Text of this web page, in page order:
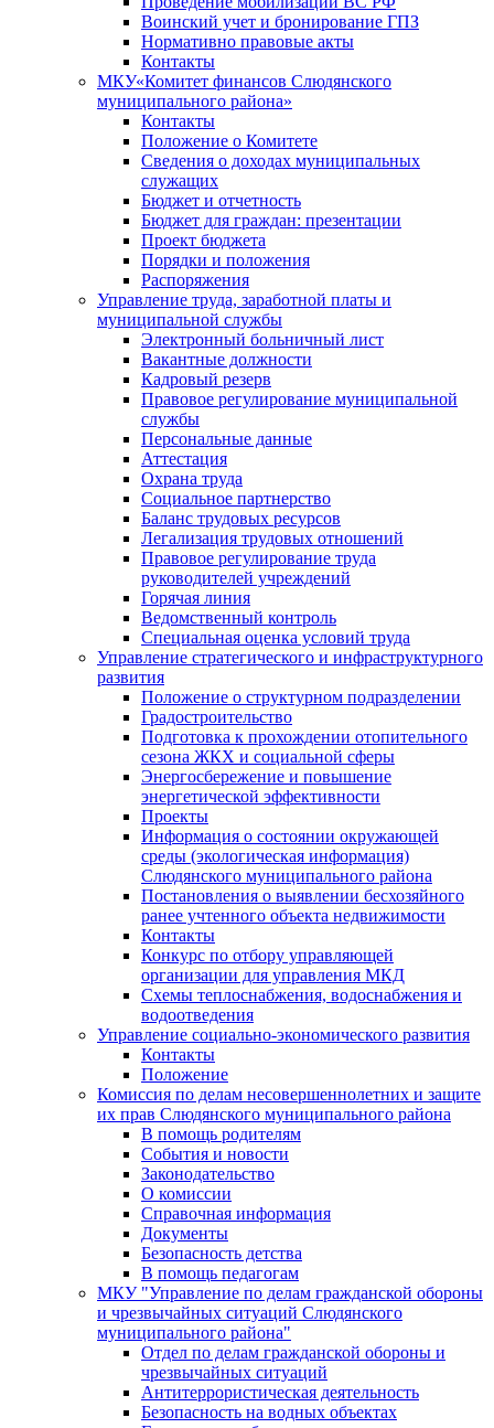
Воинский учет и бронирование ГПЗ
Нормативно правовые акты
Контакты
МКУ«Комитет финансов Слюдянского
муниципального района»
Контакты
Положение о Комитете
Сведения о доходах муниципальных
служащих
Бюджет и отчетность
Бюджет для граждан: презентации
Проект бюджета
Порядки и положения
Распоряжения
Управление труда, заработной платы и
муниципальной службы
Электронный больничный лист
Вакантные должности
Кадровый резерв
Правовое регулирование муниципальной
службы
Персональные данные
Аттестация
Охрана труда
Социальное партнерство
Баланс трудовых ресурсов
Легализация трудовых отношений
Правовое регулирование труда
руководителей учреждений
Горячая линия
Ведомственный контроль
Специальная оценка условий труда
Управление стратегического и инфраструктурного
развития
Положение о структурном подразделении
Градостроительство
Подготовка к прохождении отопительного
сезона ЖКХ и социальной сферы
Энергосбережение и повышение
энергетической эффективности
Проекты
Информация о состоянии окружающей
среды (экологическая информация)
Слюдянского муниципального района
Постановления о выявлении бесхозяйного
ранее учтенного объекта недвижимости
Контакты
Конкурс по отбору управляющей
организации для управления МКД
Схемы теплоснабжения, водоснабжения и
водоотведения
Управление социально-экономического развития
Контакты
Положение
Комиссия по делам несовершеннолетних и защите
их прав Слюдянского муниципального района
В помощь родителям
События и новости
Законодательство
О комиссии
Справочная информация
Документы
Безопасность детства
В помощь педагогам
МКУ "Управление по делам гражданской обороны
и чрезвычайных ситуаций Слюдянского
муниципального района"
Отдел по делам гражданской обороны и
чрезвычайных ситуаций
Антитеррористическая деятельность
Безопасность на водных объектах